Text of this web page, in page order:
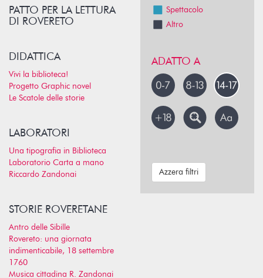
PATTO PER LA LETTURA
DI ROVERETO
DIDATTICA
Vivi la biblioteca!
Progetto Graphic novel
Le Scatole delle storie
LABORATORI
Una tipografia in Biblioteca
Laboratorio Carta a mano
Riccardo Zandonai
STORIE ROVERETANE
Antro delle Sibille
Rovereto: una giornata
indimenticabile, 18 settembre
1760
Musica cittadina R. Zandonai
Spettacolo
Altro
ADATTO A
Azzera filtri